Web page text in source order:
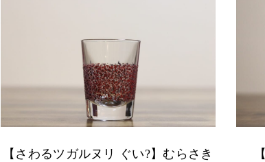
【さわるツガルヌリ ぐい?】むらさき